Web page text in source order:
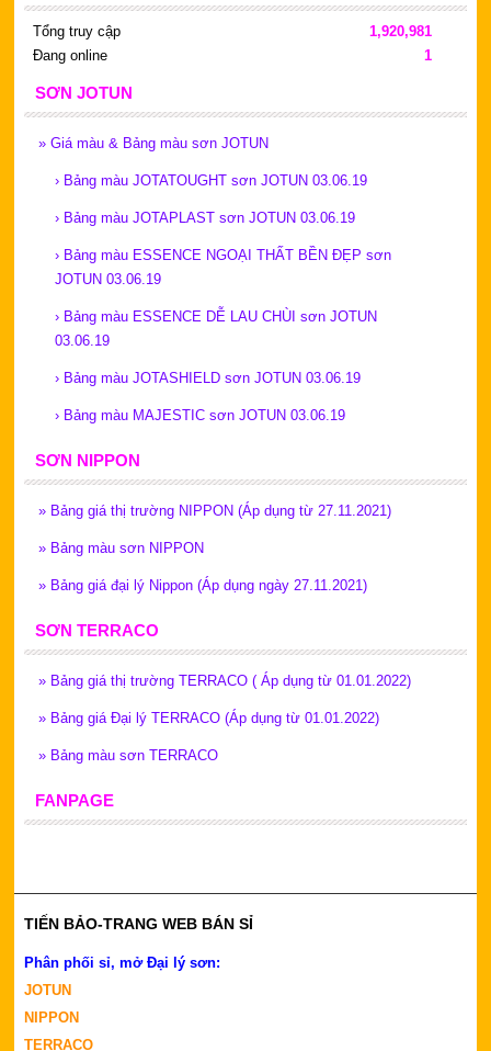
Tổng truy cập
1,920,981
Đang online
1
SƠN JOTUN
» Giá màu & Bảng màu sơn JOTUN
› Bảng màu JOTATOUGHT sơn JOTUN 03.06.19
› Bảng màu JOTAPLAST sơn JOTUN 03.06.19
› Bảng màu ESSENCE NGOẠI THẤT BỀN ĐẸP sơn
JOTUN 03.06.19
› Bảng màu ESSENCE DỄ LAU CHÙI sơn JOTUN
03.06.19
› Bảng màu JOTASHIELD sơn JOTUN 03.06.19
› Bảng màu MAJESTIC sơn JOTUN 03.06.19
SƠN NIPPON
» Bảng giá thị trường NIPPON (Áp dụng từ 27.11.2021)
» Bảng màu sơn NIPPON
» Bảng giá đại lý Nippon (Áp dụng ngày 27.11.2021)
SƠN TERRACO
» Bảng giá thị trường TERRACO ( Áp dụng từ 01.01.2022)
» Bảng giá Đại lý TERRACO (Áp dụng từ 01.01.2022)
» Bảng màu sơn TERRACO
FANPAGE
TIẾN BẢO-TRANG WEB BÁN SỈ
Phân phối sỉ, mở Đại lý sơn:
JOTUN
NIPPON
TERRACO